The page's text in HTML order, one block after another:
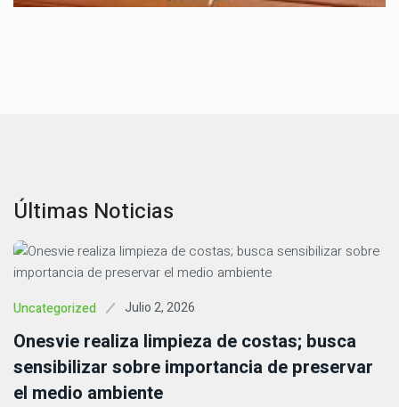
Últimas Noticias
Uncategorized Julio 2, 2026
Onesvie realiza limpieza de costas; busca
sensibilizar sobre importancia de preservar
el medio ambiente